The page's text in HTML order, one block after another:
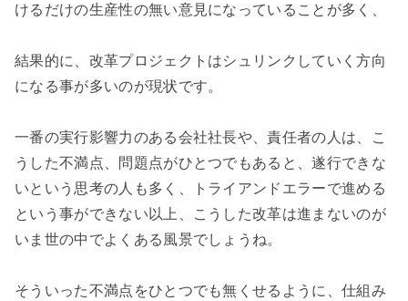
けるだけの生産性の無い意見になっていることが多く、
結果的に、改革プロジェクトはシュリンクしていく方向
になる事が多いのが現状です。
一番の実行影響力のある会社社長や、責任者の人は、こ
うした不満点、問題点がひとつでもあると、遂行できな
いという思考の人も多く、トライアンドエラーで進める
という事ができない以上、こうした改革は進まないのが
いま世の中でよくある風景でしょうね。
そういった不満点をひとつでも無くせるように、仕組み